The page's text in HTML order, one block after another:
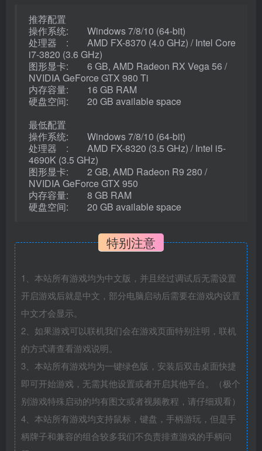
推荐配置
操作系统: Windows 7/8/10 (64-bit)
处理器 : AMD FX-8370 (4.0 GHz) / Intel Core
i7-3820 (3.6 GHz)
图形显卡: 6 GB, AMD Radeon RX Vega 56 /
NVIDIA GeForce GTX 980 Ti
内存容量: 16 GB RAM
硬盘空间: 20 GB available space
最低配置
操作系统: Windows 7/8/10 (64-bit)
处理器 : AMD FX-8320 (3.5 GHz) / Intel i5-
4690K (3.5 GHz)
图形显卡: 2 GB, AMD Radeon R9 280 /
NVIDIA GeForce GTX 950
内存容量: 8 GB RAM
硬盘空间: 20 GB available space
特别注意
1、本站所有游戏均为中文版，并且经过调试后无需设置
开启游戏后就是中文，部分电脑启动后需要在游戏内设置
中文才会显示。
2、如果游戏可以联机我们会在游戏页面特别注明，联机
的方式请查看游戏说明。
3、本站所有游戏均为一键绿色版，安装后双击桌面快捷
即可开始游戏，无需其他设置或者开启其他平台。（极个
别游戏特殊启动的均有图文或者视频教程，请仔细观看）
4、本站所有游戏均支持鼠标，键盘，手柄游玩，但是手
柄牌子和兼容的组合较多我们不负责排查游戏的手柄问